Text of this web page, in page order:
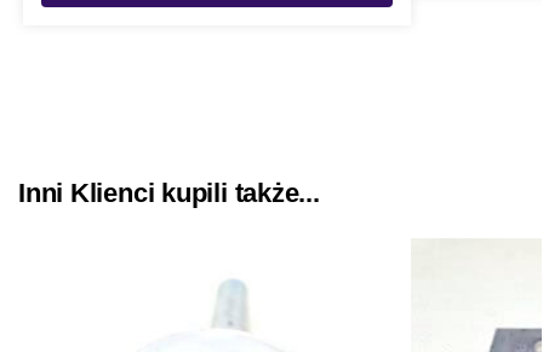
Inni Klienci kupili także...